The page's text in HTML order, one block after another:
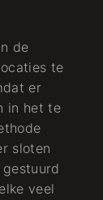
de
te
er
in het te
sloten
veel